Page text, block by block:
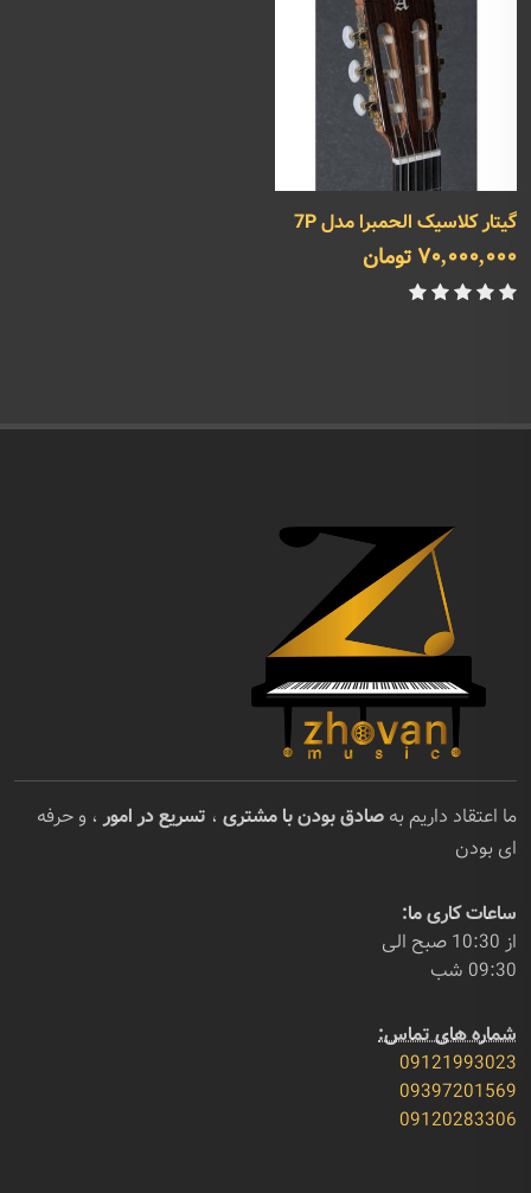
گیتار کلاسیک الحمبرا مدل 7P
70,000,000 تومان
ما اعتقاد داریم به صادق بودن با مشتری ، تسریع در امور ، و حرفه
ای بودن
ساعات کاری ما:
از 10:30 صبح الی
09:30 شب
شماره های تماس:
09121993023
09397201569
09120283306